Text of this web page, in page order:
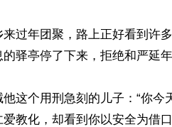
过年团聚，路上正好看到许
驿亭停了下来，拒绝和严延年
这个用刑急刻的儿子：“你今
教化，却看到你以安全为借